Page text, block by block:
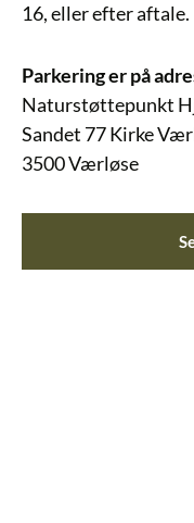
16, eller efter aftale.
Parkering er på
Naturstøttepunkt
Sandet 77 Kirke
3500 Værløse